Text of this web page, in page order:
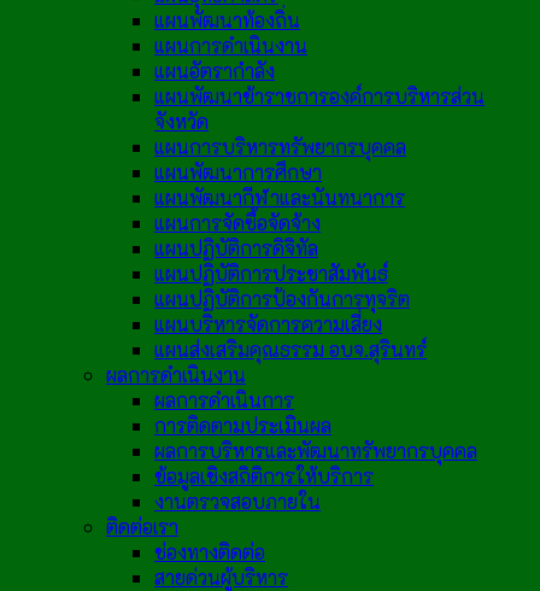
แผนพัฒนาท้องถิ่น
แผนการดำเนินงาน
แผนอัตรากำลัง
แผนพัฒนาข้าราชการองค์การบริหารส่วน
จังหวัด
แผนการบริหารทรัพยากรบุคคล
แผนพัฒนาการศึกษา
แผนพัฒนากีฬาและนันทนาการ
แผนการจัดซื้อจัดจ้าง
แผนปฏิบัติการดิจิทัล
แผนปฏิบัติการประชาสัมพันธ์
แผนปฏิบัติการป้องกันการทุจริต
แผนบริหารจัดการความเสี่ยง
แผนส่งเสริมคุณธรรม อบจ.สุรินทร์
ผลการดำเนินงาน
ผลการดำเนินการ
การติดตามประเมินผล
ผลการบริหารและพัฒนาทรัพยากรบุคคล
ข้อมูลเชิงสถิติการให้บริการ
งานตรวจสอบภายใน
ติดต่อเรา
ช่องทางติดต่อ
สายด่วนผู้บริหาร